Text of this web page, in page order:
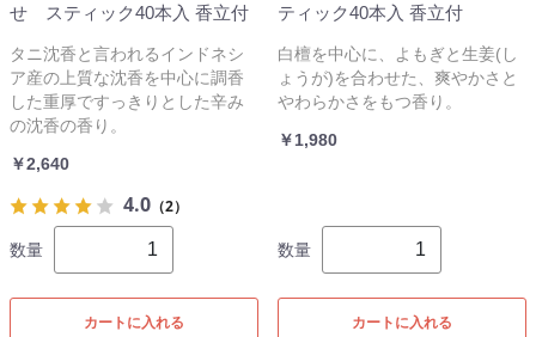
せ スティック40本入 香立付
タニ沈香と言われるインドネシ
ア産の上質な沈香を中心に調香
した重厚ですっきりとした辛み
の沈香の香り。
￥2,640
4.0 （2）
数量
カートに入れる
ティック40本入 香立付
白檀を中心に、よもぎと生姜(し
ょうが)を合わせた、爽やかさと
やわらかさをもつ香り。
￥1,980
数量
カートに入れる